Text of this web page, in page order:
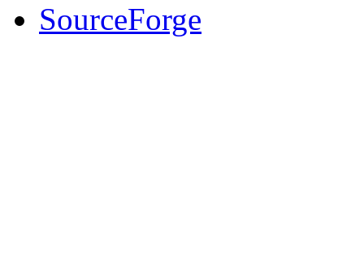
SourceForge